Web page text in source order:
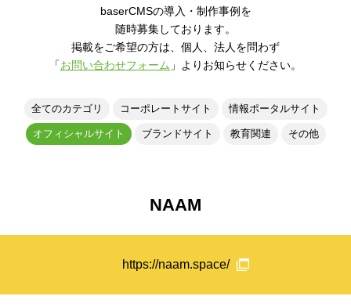
baserCMSの導入・制作事例を
随時募集しております。
掲載をご希望の方は、個人、法人を問わず
「お問い合わせフォーム 」よりお知らせください。
全てのカテゴリ コーポレートサイト 情報ポータルサイト
オフィシャルサイト ブランドサイト 教育関連 その他
NAAM
https://naam.space/